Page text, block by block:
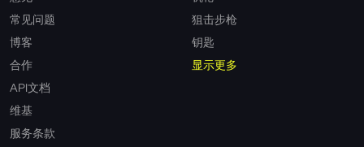
常见问题
博客
合作
API文档
维基
服务条款
狙击步枪
钥匙
显示更多